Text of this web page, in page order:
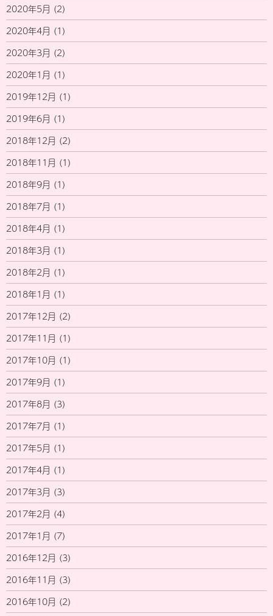
2020年5月 (2)
2020年4月 (1)
2020年3月 (2)
2020年1月 (1)
2019年12月 (1)
2019年6月 (1)
2018年12月 (2)
2018年11月 (1)
2018年9月 (1)
2018年7月 (1)
2018年4月 (1)
2018年3月 (1)
2018年2月 (1)
2018年1月 (1)
2017年12月 (2)
2017年11月 (1)
2017年10月 (1)
2017年9月 (1)
2017年8月 (3)
2017年7月 (1)
2017年5月 (1)
2017年4月 (1)
2017年3月 (3)
2017年2月 (4)
2017年1月 (7)
2016年12月 (3)
2016年11月 (3)
2016年10月 (2)